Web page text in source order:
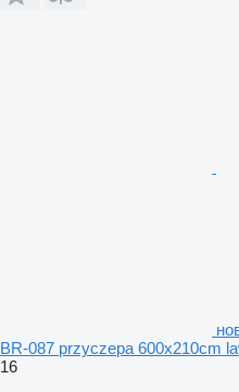
BR-087 przyczepa 600x210cm
16